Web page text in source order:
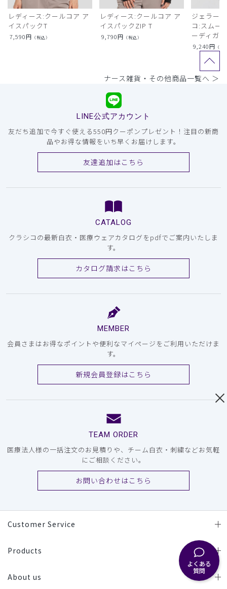
よくある
質問
レディース:クールコア ア
イスパックT
7,590円 （税込）
レディース:クールコア ア
イスパックZIP T
9,790円 （税込）
ジェラー
コ:スムー
ーディガン
9,240円 （税
ナース雑貨・その他商品一覧へ ＞
LINE公式アカウント
友だち追加で今すぐ使える550円クーポンプレゼント！注目の新商
品やお得な情報をいち早くお届けします。
友達追加はこちら
CATALOG
クラシコの最新白衣・医療ウェアカタログをpdfでご案内いたしま
す。
カタログ請求はこちら
MEMBER
会員さまはお得なポイントや便利なマイページをご利用いただけま
す。
新規会員登録はこちら
TEAM ORDER
医療法人様の一括注文のお見積りや、チーム白衣・刺繍などお気軽
にご相談ください。
お問い合わせはこちら
Customer Service
Products
About us